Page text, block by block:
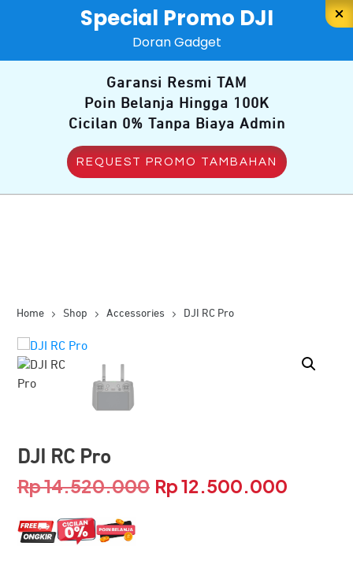
Home Shop Accessories DJI RC Pro
DJI RC Pro
Rp14.520.000 Harga
Rp12.500.000
Special Promo DJI
Doran Gadget
Garansi Resmi TAM
Poin Belanja Hingga 100K
Cicilan 0% Tanpa Biaya Admin
REQUEST PROMO TAMBAHAN